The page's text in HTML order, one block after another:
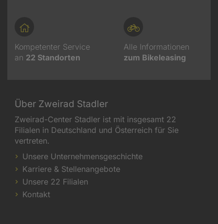
Kompetenter Service
an 22 Standorten
Alle Informationen
zum Bikeleasing
Über Zweirad Stadler
Zweirad-Center Stadler ist mit insgesamt 22
Filialen in Deutschland und Österreich für Sie
vertreten.
Unsere Unternehmensgeschichte
Karriere & Stellenangebote
Unsere 22 Filialen
Kontakt